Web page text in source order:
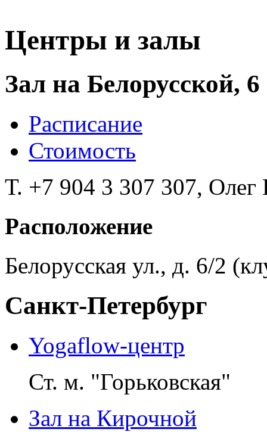
Центры и залы
Зал на Белорусской, 6
Расписание
Стоимость
Т. +7 904 3 307 307, Олег
Расположение
Белорусская ул., д. 6/2
Санкт-Петербург
Yogaflow-центр
Ст. м. "Горьковская"
Зал на Кирочной